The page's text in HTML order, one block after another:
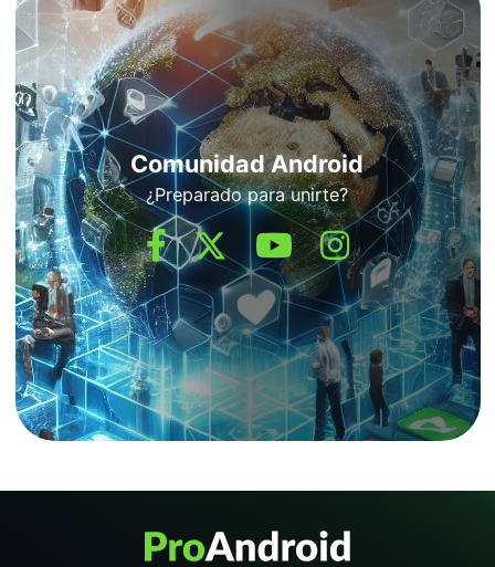
Comunidad Android
¿Preparado para unirte?